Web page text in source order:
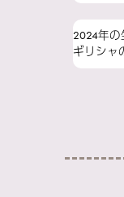
2024年
ギリシャ